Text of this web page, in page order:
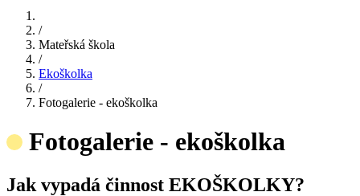
/
Mateřská škola
/
Ekoškolka
/
Fotogalerie - ekoškolka
Fotogalerie - ekoškolka
Jak vypadá činnost EKOŠKOLKY?